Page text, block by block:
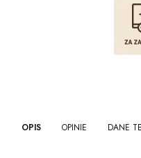
OPIS OPINIE DANE